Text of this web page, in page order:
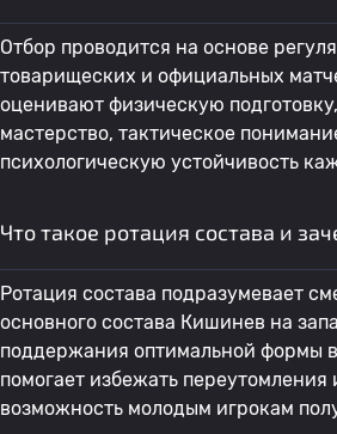
Отбор проводится на основе
товарищеских и официальных
оценивают физическую
мастерство, тактическое
психологическую устойчивость
Что такое ротация состава и
Ротация состава подразумевает
основного состава Кишинев на
поддержания оптимальной формы
помогает избежать переутомления
возможность молодым игрокам